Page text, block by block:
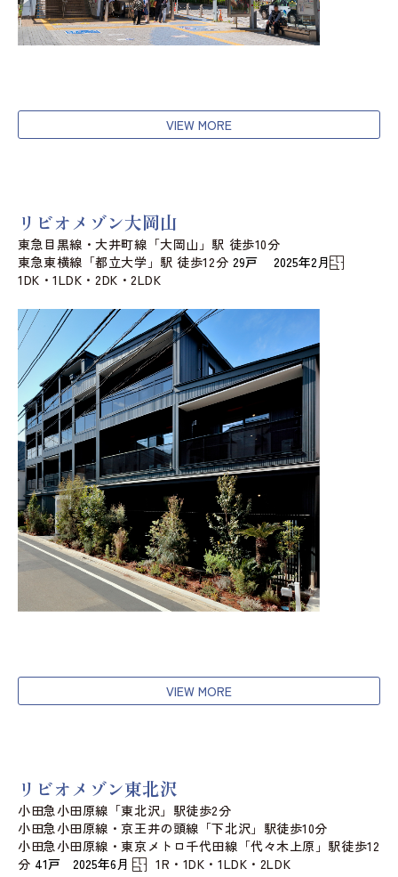
VIEW MORE
リビオメゾン大岡山
東急目黒線・大井町線「大岡山」駅 徒歩10分
東急東横線「都立大学」駅 徒歩12分 29戸 2025年2月
1DK・1LDK・2DK・2LDK
VIEW MORE
リビオメゾン東北沢
小田急小田原線「東北沢」駅徒歩2分
小田急小田原線・京王井の頭線「下北沢」駅徒歩10分
小田急小田原線・東京メトロ千代田線「代々木上原」駅徒歩12
分 41戸 2025年6月 1R・1DK・1LDK・2LDK